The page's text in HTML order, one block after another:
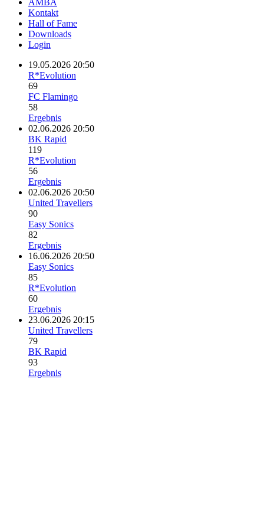
AMBA
Kontakt
Hall of Fame
Downloads
Login
19.05.2026 20:50
R*Evolution
69
FC Flamingo
58
Ergebnis
02.06.2026 20:50
BK Rapid
119
R*Evolution
56
Ergebnis
02.06.2026 20:50
United Travellers
90
Easy Sonics
82
Ergebnis
16.06.2026 20:50
Easy Sonics
85
R*Evolution
60
Ergebnis
23.06.2026 20:15
United Travellers
79
BK Rapid
93
Ergebnis